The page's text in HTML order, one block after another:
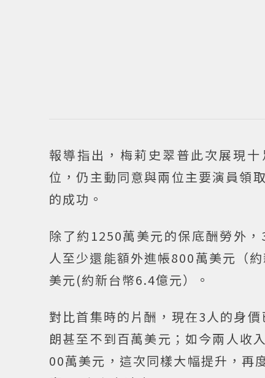
報導指出，梅莉史翠普此次展現
位，仍主動同意與兩位主要演員領
的成功。
除了約1250萬美元的保底酬勞外
人至少還能額外進帳800萬美元（
美元(約新台幣6.4億元）。
對比首集時的片酬，現在3人的身
朗甚至不到百萬美元；如今兩人收
00萬美元，這次同樣大幅提升，再